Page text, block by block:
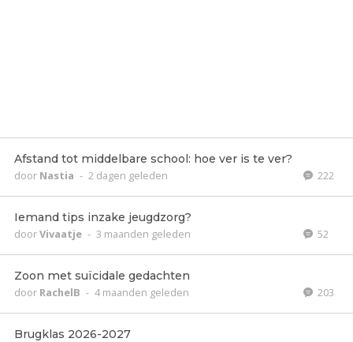
Afstand tot middelbare school: hoe ver is te ver?
door Nastia - 2 dagen geleden 222
Iemand tips inzake jeugdzorg?
doorVivaatje - 3 maanden geleden 52
Zoon met suïcidale gedachten
door RachelB - 4 maanden geleden 203
Brugklas 2026-2027